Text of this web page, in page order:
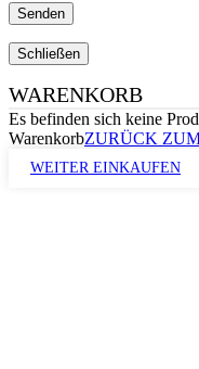
Schließen
WARENKORB
Es befinden sich keine
WarenkorbZURÜCK
WEITER EINKAUFEN